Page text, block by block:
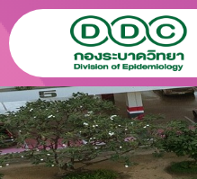
Skip
to
content